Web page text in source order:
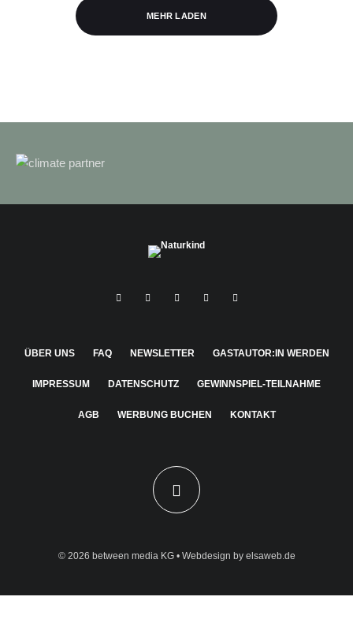
MEHR LADEN
ÜBER UNS FAQ NEWSLETTER GASTAUTOR:IN WERDEN
IMPRESSUM DATENSCHUTZ GEWINNSPIEL-TEILNAHME
AGB WERBUNG BUCHEN KONTAKT
© 2026 between media KG• Webdesign by elsaweb.de